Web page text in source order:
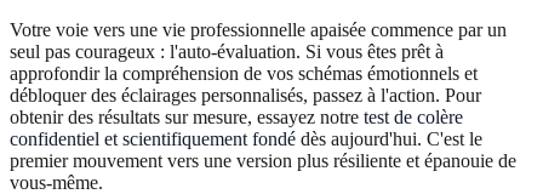
Votre voie vers une vie professionnelle apaisée commence par un
seul pas courageux : l'auto-évaluation. Si vous êtes prêt à
approfondir la compréhension de vos schémas émotionnels et
débloquer des éclairages personnalisés, passez à l'action. Pour
obtenir des résultats sur mesure, essayez notre test de colère
confidentiel et scientifiquement fondé dès aujourd'hui. C'est le
premier mouvement vers une version plus résiliente et épanouie de
vous-même.